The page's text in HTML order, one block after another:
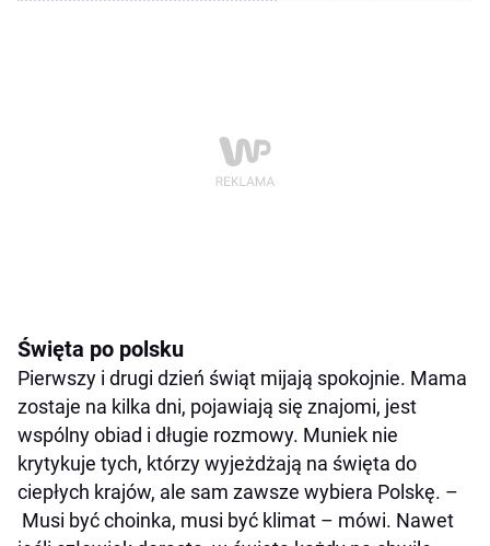
Święta po polsku
Pierwszy i drugi dzień świąt mijają spokojnie. Mama
zostaje na kilka dni, pojawiają się znajomi, jest
wspólny obiad i długie rozmowy. Muniek nie
krytykuje tych, którzy wyjeżdżają na święta do
ciepłych krajów, ale sam zawsze wybiera Polskę. –
Musi być choinka, musi być klimat – mówi. Nawet